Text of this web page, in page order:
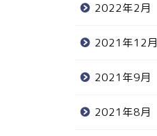
2022年2月
2021年12月
2021年9月
2021年8月